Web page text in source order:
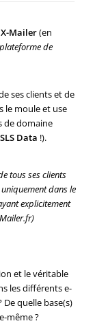
X-Mailer(en
de
ses clients et de
le moule et use
de domaine
SLS Data !).
tous ses clients
dans le
explicitement
et le véritable
les différents e-
quelle base(s)
même ?